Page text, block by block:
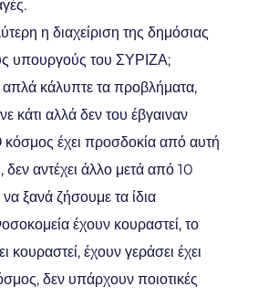
η διαχείριση της δημόσιας
υπουργούς του ΣΥΡΙΖΑ;
κάλυπτε τα προβλήματα,
κάτι αλλά δεν του έβγαιναν
έχει προσδοκία από αυτή
αντέχει άλλο μετά από 10
ξανά ζήσουμε τα ίδια
έχουν κουραστεί, το
κουραστεί, έχουν γεράσει έχει
δεν υπάρχουν ποιοτικές